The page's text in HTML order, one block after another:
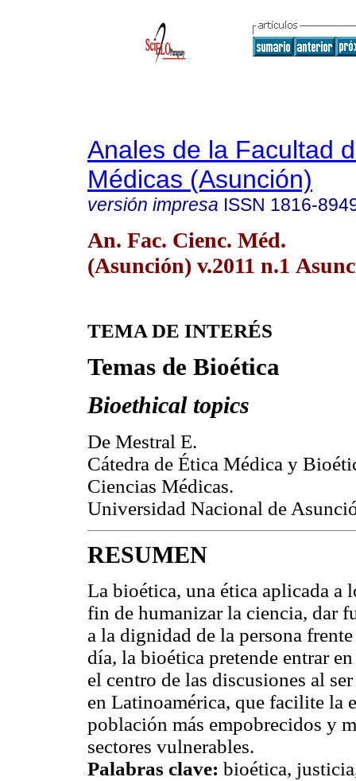
Anales de la Facultad
Médicas (Asunción)
versión impresa ISSN 1816-
An. Fac. Cienc. Méd.
(Asunción) v.2011 n.1
TEMA DE INTERÉS
Temas de Bioética
Bioethical topics
De Mestral E.
Cátedra de Ética Médica y
Ciencias Médicas.
Universidad Nacional de
RESUMEN
La bioética, una ética aplicada a
fin de humanizar la ciencia, dar
a la dignidad de la persona
día, la bioética pretende entrar
el centro de las discusiones al
en Latinoamérica, que facilite la
población más empobrecidos y
sectores vulnerables.
Palabras clave: bioética,